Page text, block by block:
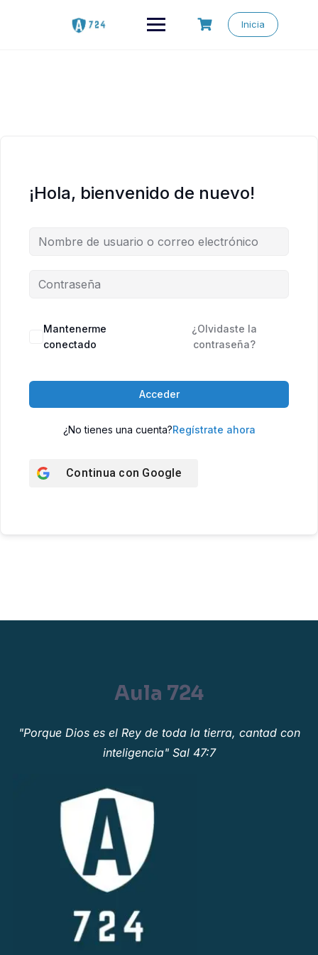
Inicia
¡Hola, bienvenido de nuevo!
Mantenerme
conectado
¿Olvidaste la
contraseña?
Acceder
¿No tienes una cuenta?Regístrate ahora
Continua con Google
Aula 724
"Porque Dios es el Rey de toda la tierra, cantad con
inteligencia" Sal 47:7